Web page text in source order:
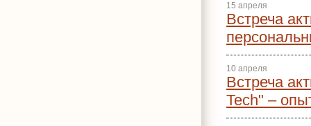
15 апреля
Встреча
10 апреля
Встреча
Tech" –